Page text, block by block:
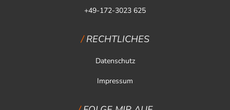
+49-172-3023 625
RECHTLICHES
Datenschutz
Impressum